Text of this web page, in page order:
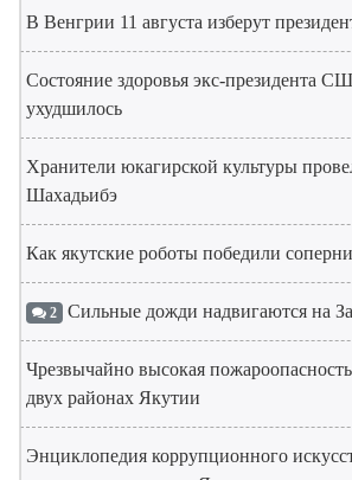
В Венгрии 11 августа изберут
Состояние здоровья экс-президента
ухудшилось
Хранители юкагирской культуры
Шахадьибэ
Как якутские роботы победили
2 Сильные дожди надвигаются на
Чрезвычайно высокая
двух районах Якутии
Энциклопедия коррупционного